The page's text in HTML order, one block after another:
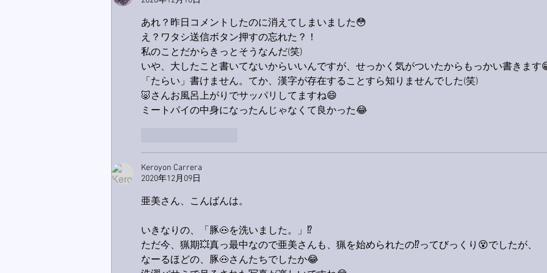
あれ？昨日コメントしたのに消えてしまいました😳
え？ワタシ送信ボタン押すの忘れた？！
私のことだからきっとそうなんだ(笑)
いや、大したこと書いてないからいいんですが、せっかく気がついたからもっかい書きます
「たらい」書けません。てか、漢字が存在することすら知りませんでした(笑)
🐷さんお風呂上がりでサッパリしてますね😄
ミートパイの中身になったんじゃなくて良かった😂
Keroyon Carrera
2020年12月09日
亜美さん、こんばんは。
いきなりの、「豚🐽を洗いました。」⁉️
ただ今、猟期💥真っ最中なので亜美さんも、猟を始められたの⁉️ってびっくり😵でしたが、
なーるほどの、豚🐽さんたちでしたか😂